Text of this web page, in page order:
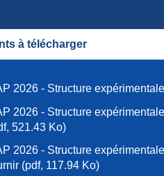
à télécharger
2026 - Structure
2026 - Structure
521.43 Ko)
2026 - Structure
(pdf, 117.94 Ko)